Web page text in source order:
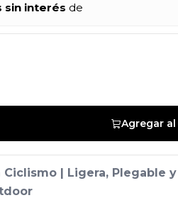
sin interés de
Agregar al
Ciclismo | Ligera, Plegable